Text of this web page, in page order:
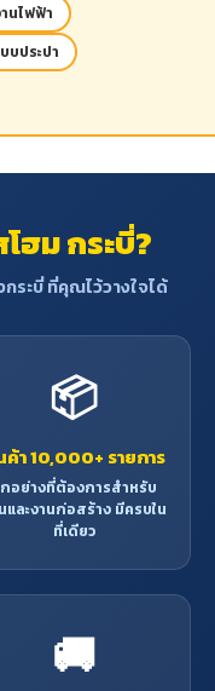
านไฟฟ้า
บประปา
ฮม กระบี่?
ระบี่ ที่คุณไว้วางใจได้
📦
า 10,000+ รายการ
อย่างที่ต้องการสำหรับ
และงานก่อสร้าง มีครบใน
ที่เดียว
🚚